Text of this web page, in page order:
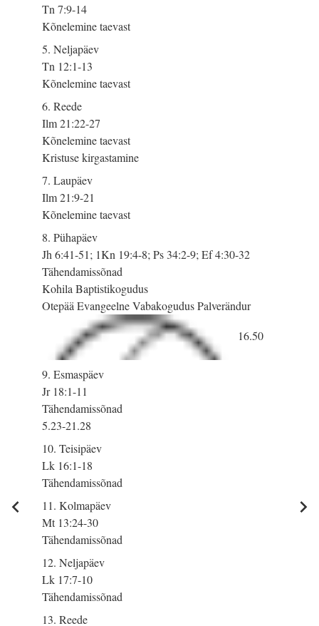
Tn 7:9-14
Kõnelemine taevast
5. Neljapäev
Tn 12:1-13
Kõnelemine taevast
6. Reede
Ilm 21:22-27
Kõnelemine taevast
Kristuse kirgastamine
7. Laupäev
Ilm 21:9-21
Kõnelemine taevast
8. Pühapäev
Jh 6:41-51; 1Kn 19:4-8; Ps 34:2-9; Ef 4:30-32
Tähendamissõnad
Kohila Baptistikogudus
Otepää Evangeelne Vabakogudus Palverändur
16.50
9. Esmaspäev
Jr 18:1-11
Tähendamissõnad
5.23-21.28
10. Teisipäev
Lk 16:1-18
Tähendamissõnad
11. Kolmapäev
Mt 13:24-30
Tähendamissõnad
12. Neljapäev
Lk 17:7-10
Tähendamissõnad
13. Reede